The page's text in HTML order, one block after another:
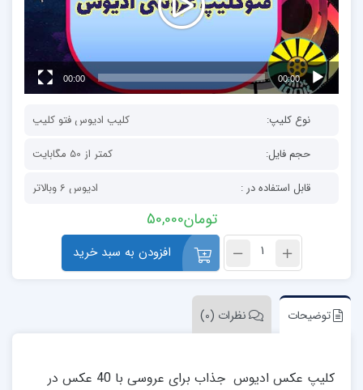
00:00
00:00
نوع کلیپ:
کلیپ ادیوس فتو کلیپ
حجم فایل:
کمتر از 50 مگابایت
قابل استفاده در :
ادیوس 6 وبالاتر
تومان50,000
افزودن به سبد خرید
توضیحات نظرات (0)
کلیپ عکس ادیوس جذاب برای عروسی با 40 عکس در